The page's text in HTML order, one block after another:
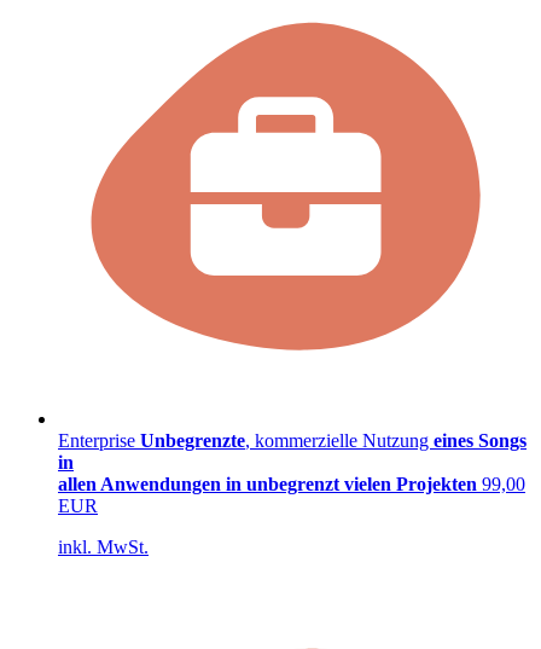
Enterprise Unbegrenzte, kommerzielle Nutzung eines Songs
in
allen Anwendungen in unbegrenzt vielen Projekten 99,00
EUR
inkl. MwSt.